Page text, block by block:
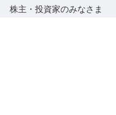
株主・投資家のみなさま